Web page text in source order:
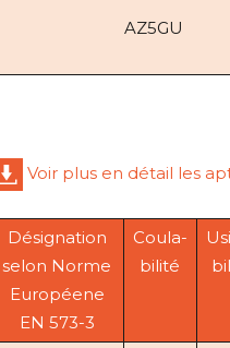
AZ5GU
Voir plus en détail les
Désignation
selon Norme
Européene
EN 573-3
Coula-
bilité